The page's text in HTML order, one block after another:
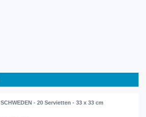
SCHWEDEN - 20 Servietten - 33 x 33 cm